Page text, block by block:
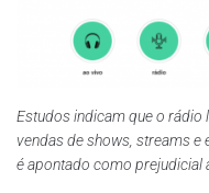
Estudos indicam que o rádio
vendas de shows, streams e
é apontado como prejudicial